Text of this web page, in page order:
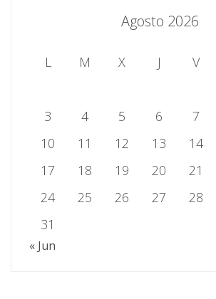
Agosto 2026
L M X J V
3
4 5 6 7
10
11 12 13 14
17
18 19 20 21
24
25 26 27 28
31
« Jun